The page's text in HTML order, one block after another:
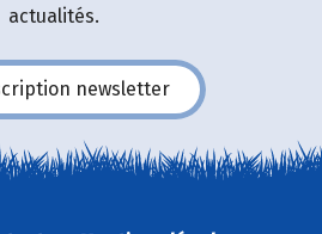
actualités.
newsletter